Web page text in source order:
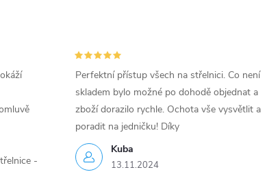
-
Kuba
13.11.2024
Perfektní přístup všech na střelnici. Co není
skladem bylo možné po dohodě objednat a
zboží dorazilo rychle. Ochota vše vysvětlit a
poradit na jedničku! Díky